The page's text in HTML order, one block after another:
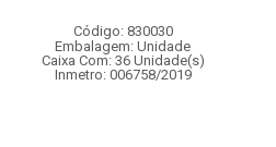
Código: 830030
Embalagem: Unidade
Caixa Com: 36 Unidade(s)
Inmetro: 006758/2019